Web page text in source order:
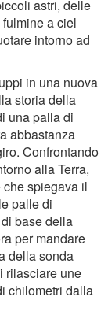
astri, delle
a ciel
intorno ad
in una nuova
storia della
una palla di
abbastanza
Confrontando
alla Terra,
spiegava il
palle di
base della
per mandare
della sonda
rilasciare une
chilometri dalla